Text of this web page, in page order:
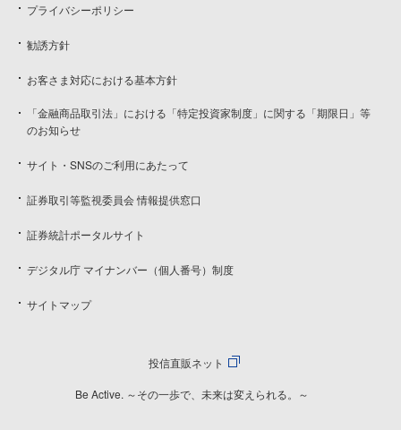
プライバシーポリシー
勧誘方針
お客さま対応における基本方針
「金融商品取引法」における「特定投資家制度」に関する「期限日」等
のお知らせ
サイト・SNSのご利用にあたって
証券取引等監視委員会 情報提供窓口
証券統計ポータルサイト
デジタル庁 マイナンバー（個人番号）制度
サイトマップ
投信直販ネット
Be Active. ～その一歩で、未来は変えられる。～